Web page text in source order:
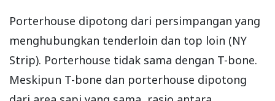
Porterhouse dipotong dari persimpangan yang
menghubungkan tenderloin dan top loin (NY
Strip). Porterhouse tidak sama dengan T-bone.
Meskipun T-bone dan porterhouse dipotong